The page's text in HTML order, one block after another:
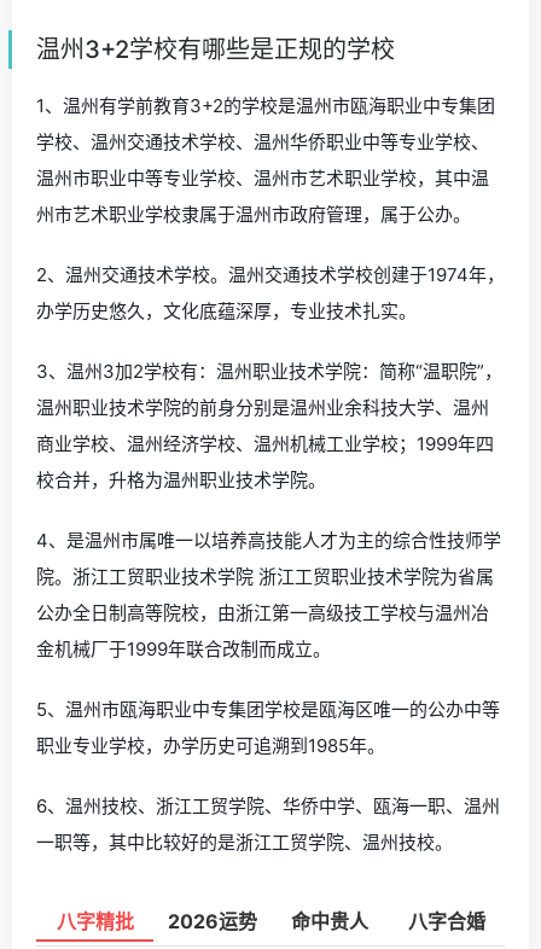
温州3+2学校有哪些是正规的学校
1、温州有学前教育3+2的学校是温州市瓯海职业中专集团
学校、温州交通技术学校、温州华侨职业中等专业学校、
温州市职业中等专业学校、温州市艺术职业学校，其中温
州市艺术职业学校隶属于温州市政府管理，属于公办。
2、温州交通技术学校。温州交通技术学校创建于1974年，
办学历史悠久，文化底蕴深厚，专业技术扎实。
3、温州3加2学校有：温州职业技术学院：简称“温职院”，
温州职业技术学院的前身分别是温州业余科技大学、温州
商业学校、温州经济学校、温州机械工业学校；1999年四
校合并，升格为温州职业技术学院。
4、是温州市属唯一以培养高技能人才为主的综合性技师学
院。浙江工贸职业技术学院 浙江工贸职业技术学院为省属
公办全日制高等院校，由浙江第一高级技工学校与温州冶
金机械厂于1999年联合改制而成立。
5、温州市瓯海职业中专集团学校是瓯海区唯一的公办中等
职业专业学校，办学历史可追溯到1985年。
6、温州技校、浙江工贸学院、华侨中学、瓯海一职、温州
一职等，其中比较好的是浙江工贸学院、温州技校。
八字精批 2026运势 命中贵人 八字合婚